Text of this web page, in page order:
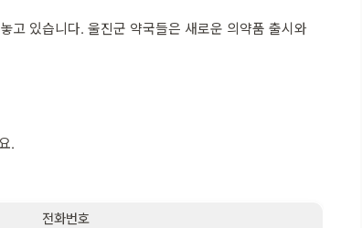
고 있습니다. 울진군 약국들은 새로운 의약품 출시와
.
전화번호